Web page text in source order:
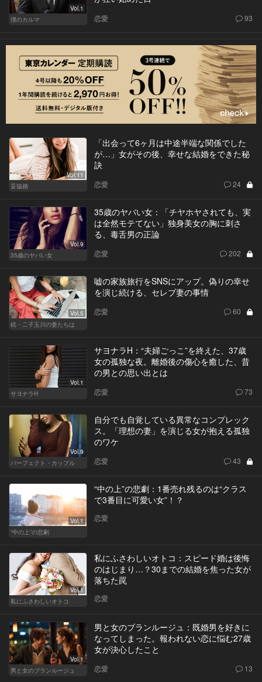
Vol.1
僕のカルマ
恋愛 93
Vol.11
妥協婚
「出会って6ヶ月は中途半端な関係でした
が…」女がその後、幸せな結婚をできた秘
訣
恋愛 24
Vol.9
35歳のヤバい女
35歳のヤバい女：「チヤホヤされても、実
は全然モテてない」独身美女の胸に刺さ
る、毒舌男の正論
恋愛 202
Vol.5
続・二子玉川の妻たちは
嘘の家族旅行をSNSにアップ。偽りの幸せ
を演じ続ける、セレブ妻の事情
恋愛 60
Vol.1
サヨナラH
サヨナラH：“夫婦ごっこ”を終えた、37歳
女の孤独な夜。離婚後の傷心を癒した、昔
の男との思い出とは
恋愛 73
Vol.9
パーフェクト・カップル
自分でも自覚している異常なコンプレック
ス。「理想の妻」を演じる女が抱える孤独
のワケ
恋愛 43
Vol.1
“中の上”の悲劇
“中の上”の悲劇：1番売れ残るのは“クラス
で3番目に可愛い女”！？
恋愛
Vol.1
私にふさわしいオトコ
私にふさわしいオトコ：スピード婚は後悔
のはじまり…？30までの結婚を焦った女が
落ちた罠
恋愛
Vol.1
男と女のブランルージュ
男と女のブランルージュ：既婚男を好きに
なってしまった。報われない恋に悩む27歳
女が決心したこと
恋愛 13